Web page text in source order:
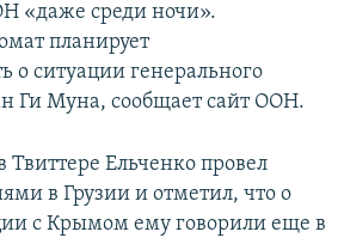
«даже среди ночи».
планирует
о ситуации генерального
Ги Муна, сообщает сайт ООН.
Твиттере Ельченко провел
в Грузии и отметил, что о
с Крымом ему говорили еще в